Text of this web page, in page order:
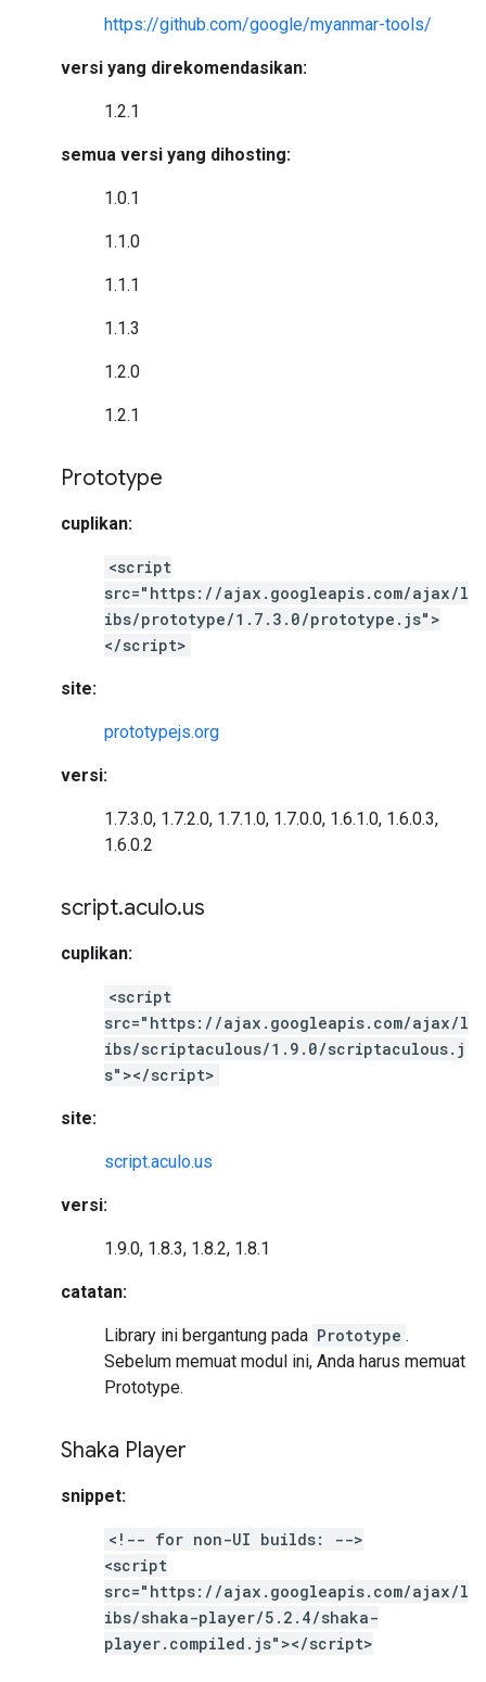
https://github.com/google/myanmar-tools/
versi yang direkomendasikan:
1.2.1
semua versi yang dihosting:
1.0.1
1.1.0
1.1.1
1.1.3
1.2.0
1.2.1
Prototype
cuplikan:
<script
src="https://ajax.googleapis.com/ajax/l
ibs/prototype/1.7.3.0/prototype.js">
</script>
site:
prototypejs.org
versi:
1.7.3.0, 1.7.2.0, 1.7.1.0, 1.7.0.0, 1.6.1.0, 1.6.0.3,
1.6.0.2
script.aculo.us
cuplikan:
<script
src="https://ajax.googleapis.com/ajax/l
ibs/scriptaculous/1.9.0/scriptaculous.j
s"></script>
site:
script.aculo.us
versi:
1.9.0, 1.8.3, 1.8.2, 1.8.1
catatan:
Library ini bergantung pada Prototype .
Sebelum memuat modul ini, Anda harus memuat
Prototype.
Shaka Player
snippet:
<!-- for non-UI builds: -->
<script
src="https://ajax.googleapis.com/ajax/l
ibs/shaka-player/5.2.4/shaka-
player.compiled.js"></script>